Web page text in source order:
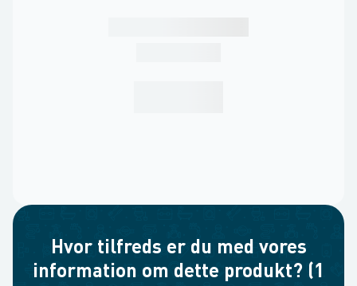
Hvor tilfreds er du med vores
information om dette produkt? (1